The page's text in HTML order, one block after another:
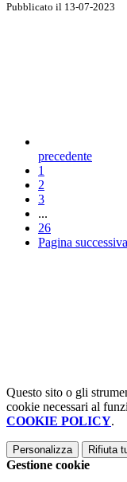
Pubblicato il 13-07-2023
precedente
1
2
3
...
26
Pagina successiva
Questo sito o gli
cookie necessari al
COOKIE POLICY.
Personalizza Rifiuta
Gestione cookie